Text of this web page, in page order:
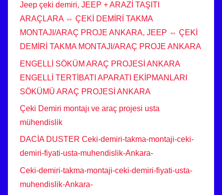
Jeep çeki demiri, JEEP + ARAZİ TAŞITI
ARAÇLARA ⇔ ÇEKİ DEMİRİ TAKMA
MONTAJI/ARAÇ PROJE ANKARA, JEEP ⇔ ÇEKİ
DEMİRİ TAKMA MONTAJI/ARAÇ PROJE ANKARA
ENGELLİ SÖKÜM ARAÇ PROJESİ ANKARA
ENGELLİ TERTİBATI APARATI EKİPMANLARI
SÖKÜMÜ ARAÇ PROJESİ ANKARA
Çeki Demiri montajı ve araç projesi usta
mühendislik
DACİA DUSTER Ceki-demiri-takma-montaji-ceki-
demiri-fiyati-usta-muhendislik-Ankara-
Ceki-demiri-takma-montaji-ceki-demiri-fiyati-usta-
muhendislik-Ankara-